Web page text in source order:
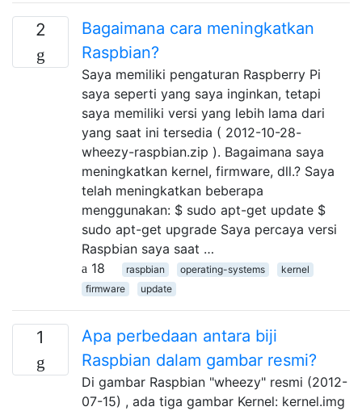
2
Bagaimana cara meningkatkan
Raspbian?
Saya memiliki pengaturan Raspberry Pi
saya seperti yang saya inginkan, tetapi
saya memiliki versi yang lebih lama dari
yang saat ini tersedia ( 2012-10-28-
wheezy-raspbian.zip ). Bagaimana saya
meningkatkan kernel, firmware, dll.? Saya
telah meningkatkan beberapa
menggunakan: $ sudo apt-get update $
sudo apt-get upgrade Saya percaya versi
Raspbian saya saat …
18
raspbian operating-systems
kernel
firmware
update
1
Apa perbedaan antara biji
Raspbian dalam gambar resmi?
Di gambar Raspbian "wheezy" resmi (2012-
07-15) , ada tiga gambar Kernel: kernel.img